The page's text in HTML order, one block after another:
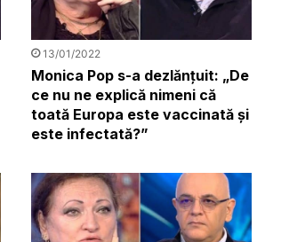
13/01/2022
Monica Pop s-a dezlănțuit: „De
ce nu ne explică nimeni că
toată Europa este vaccinată și
este infectată?”